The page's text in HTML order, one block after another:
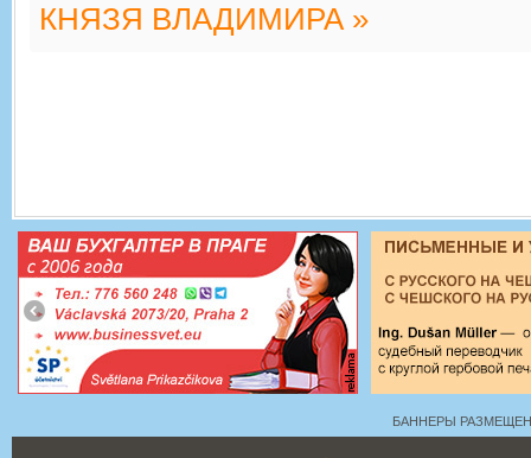
КНЯЗЯ ВЛАДИМИРА »
БАННЕРЫ РАЗМЕЩЕНЫ